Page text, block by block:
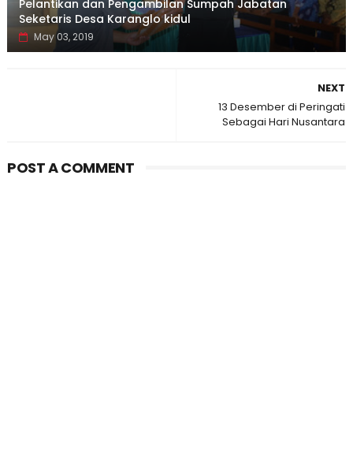
Pelantikan dan Pengambilan Sumpah Jabatan
Seketaris Desa Karanglo kidul
May 03, 2019
NEXT
13 Desember di Peringati
Sebagai Hari Nusantara
POST A COMMENT